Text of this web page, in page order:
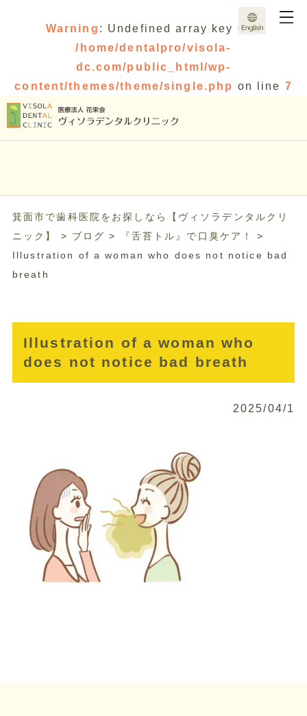
Warning : Undefined array key 0 in
/home/dentalpro/visola-
dc.com/public_html/wp-
content/themes/theme/single.php on line 7
箕面市で歯科医院をお探しなら【ヴィソラデンタルクリ
ニック】
> ブログ > 『舌苔トル』で口臭ケア！
>
Illustration of a woman who does not notice bad
breath
Illustration of a woman who
does not notice bad breath
2025/04/1